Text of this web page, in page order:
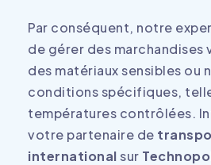
Par conséquent, notre
de gérer des marchandises
des matériaux sensibles ou
conditions spécifiques,
températures contrôlées.
votre partenaire de
internationalsur